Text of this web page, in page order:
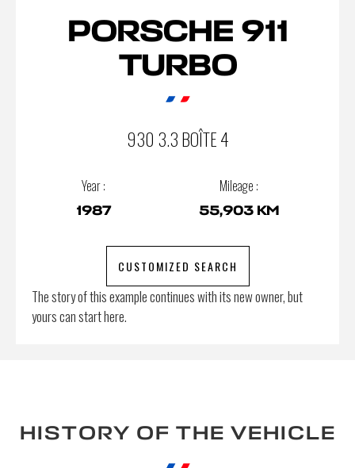
PORSCHE 911
TURBO
930 3.3 BOÎTE 4
Year :
1987
Mileage :
55,903 KM
CUSTOMIZED SEARCH
The story of this example continues with its new owner, but
yours can start here.
HISTORY OF THE VEHICLE